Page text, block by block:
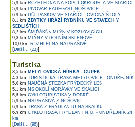
5,9 km ROZHLEDNA NA KOPCI OKROUHLÁ VE STAŘÍČI
5,9 km PIVOVAR RADEGAST NOŠOVICE
6,9 km DŮL PASKOV VE STAŘÍČI - CVIČNÁ ŠTOLA
8,1 km ZBYTKY HRÁZÍ RYBNÍKU VE STAVECH V
SEDLIŠTÍCH
8,2 km ŠMIŘÁKŮV MLÝN V KOZLOVICÍCH
9,8 km MLÝNY V DOLNÍM SKLENOVĚ
10,0 km ROZHLEDNA NA PRAŠIVÉ
[Další... (23)]
Turistika
3,5 km METYLOVICKÁ HŮRKA - ČUPEK
4,3 km TURISTICKÁ TRASA METYLOVICE - ONDŘEJNÍK
5,0 km NAUČNÁ STEZKA FRÝDECKÝ LES
5,1 km NS OKOLÍ MORÁVKY VE SKALICI
5,5 km CYKLOTURISTIKA V DOBRÉ
5,9 km NS PRAŠIVÁ Z NOŠOVIC
6,9 km TRASA Z FRÝDLANTU NA SKALKU
6,9 km CYKLOTRASA FRÝDLANT N.O. - ONDŘEJNÍK 24
km
[Další... (96)]